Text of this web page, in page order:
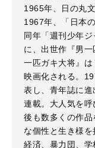
1965年、日の丸
1967年、「日本
同年「週刊少年
に、出世作『男
一匹ガキ大将』
映画化される。
表し、青年誌に
連載。大人気を
後も数多くの作
な個性と生き様を
経済、暴力団、